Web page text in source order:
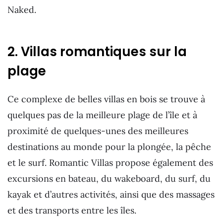
Naked.
2. Villas romantiques sur la
plage
Ce complexe de belles villas en bois se trouve à
quelques pas de la meilleure plage de l’île et à
proximité de quelques-unes des meilleures
destinations au monde pour la plongée, la pêche
et le surf. Romantic Villas propose également des
excursions en bateau, du wakeboard, du surf, du
kayak et d’autres activités, ainsi que des massages
et des transports entre les îles.